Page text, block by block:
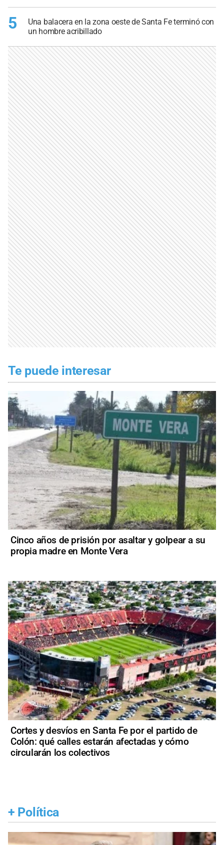
5
Una balacera en la zona oeste de Santa Fe terminó con
un hombre acribillado
Te puede interesar
Cinco años de prisión por asaltar y golpear a su
propia madre en Monte Vera
Cortes y desvíos en Santa Fe por el partido de
Colón: qué calles estarán afectadas y cómo
circularán los colectivos
+ Política